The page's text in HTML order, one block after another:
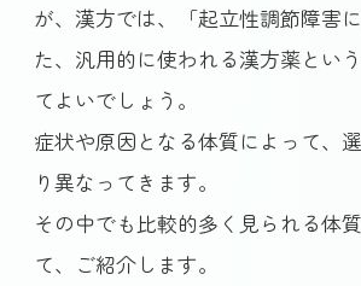
が、漢方では、「起立性調節障害
た、汎用的に使われる漢方薬とい
てよいでしょう。
症状や原因となる体質によって、
り異なってきます。
その中でも比較的多く見られる体
て、ご紹介します。